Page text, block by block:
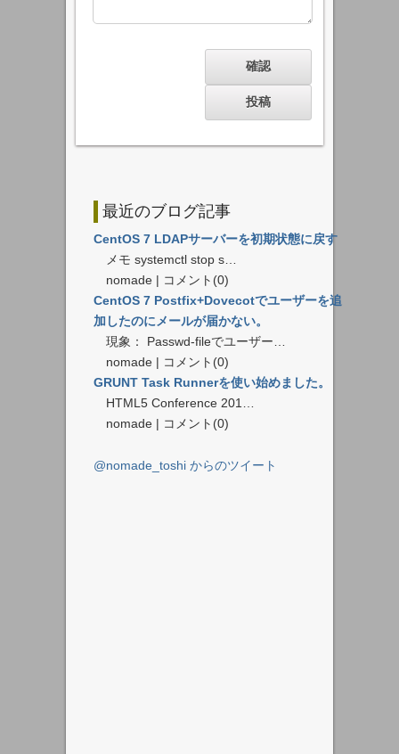
最近のブログ記事
CentOS 7 LDAPサーバーを初期状態に戻す
メモ systemctl stop s…
nomade | コメント(0)
CentOS 7 Postfix+Dovecotでユーザーを追
加したのにメールが届かない。
現象： Passwd-fileでユーザー…
nomade | コメント(0)
GRUNT Task Runnerを使い始めました。
HTML5 Conference 201…
nomade | コメント(0)
@nomade_toshi からのツイート